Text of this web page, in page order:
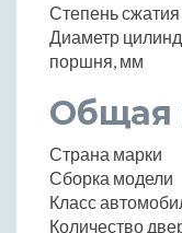
Степень сжатия
Диаметр
поршня, мм
Общая
Страна марки
Сборка модели
Класс
Количество